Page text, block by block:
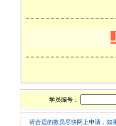
学员编号：
请合适的教员尽快网上申请，如